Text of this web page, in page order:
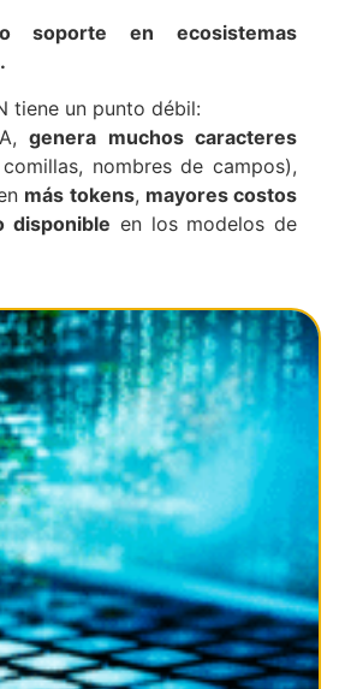
soporte en ecosistemas
tiene un punto débil:
genera muchos caracteres
nombres de campos),
más tokens, mayores costos
disponible en los modelos de